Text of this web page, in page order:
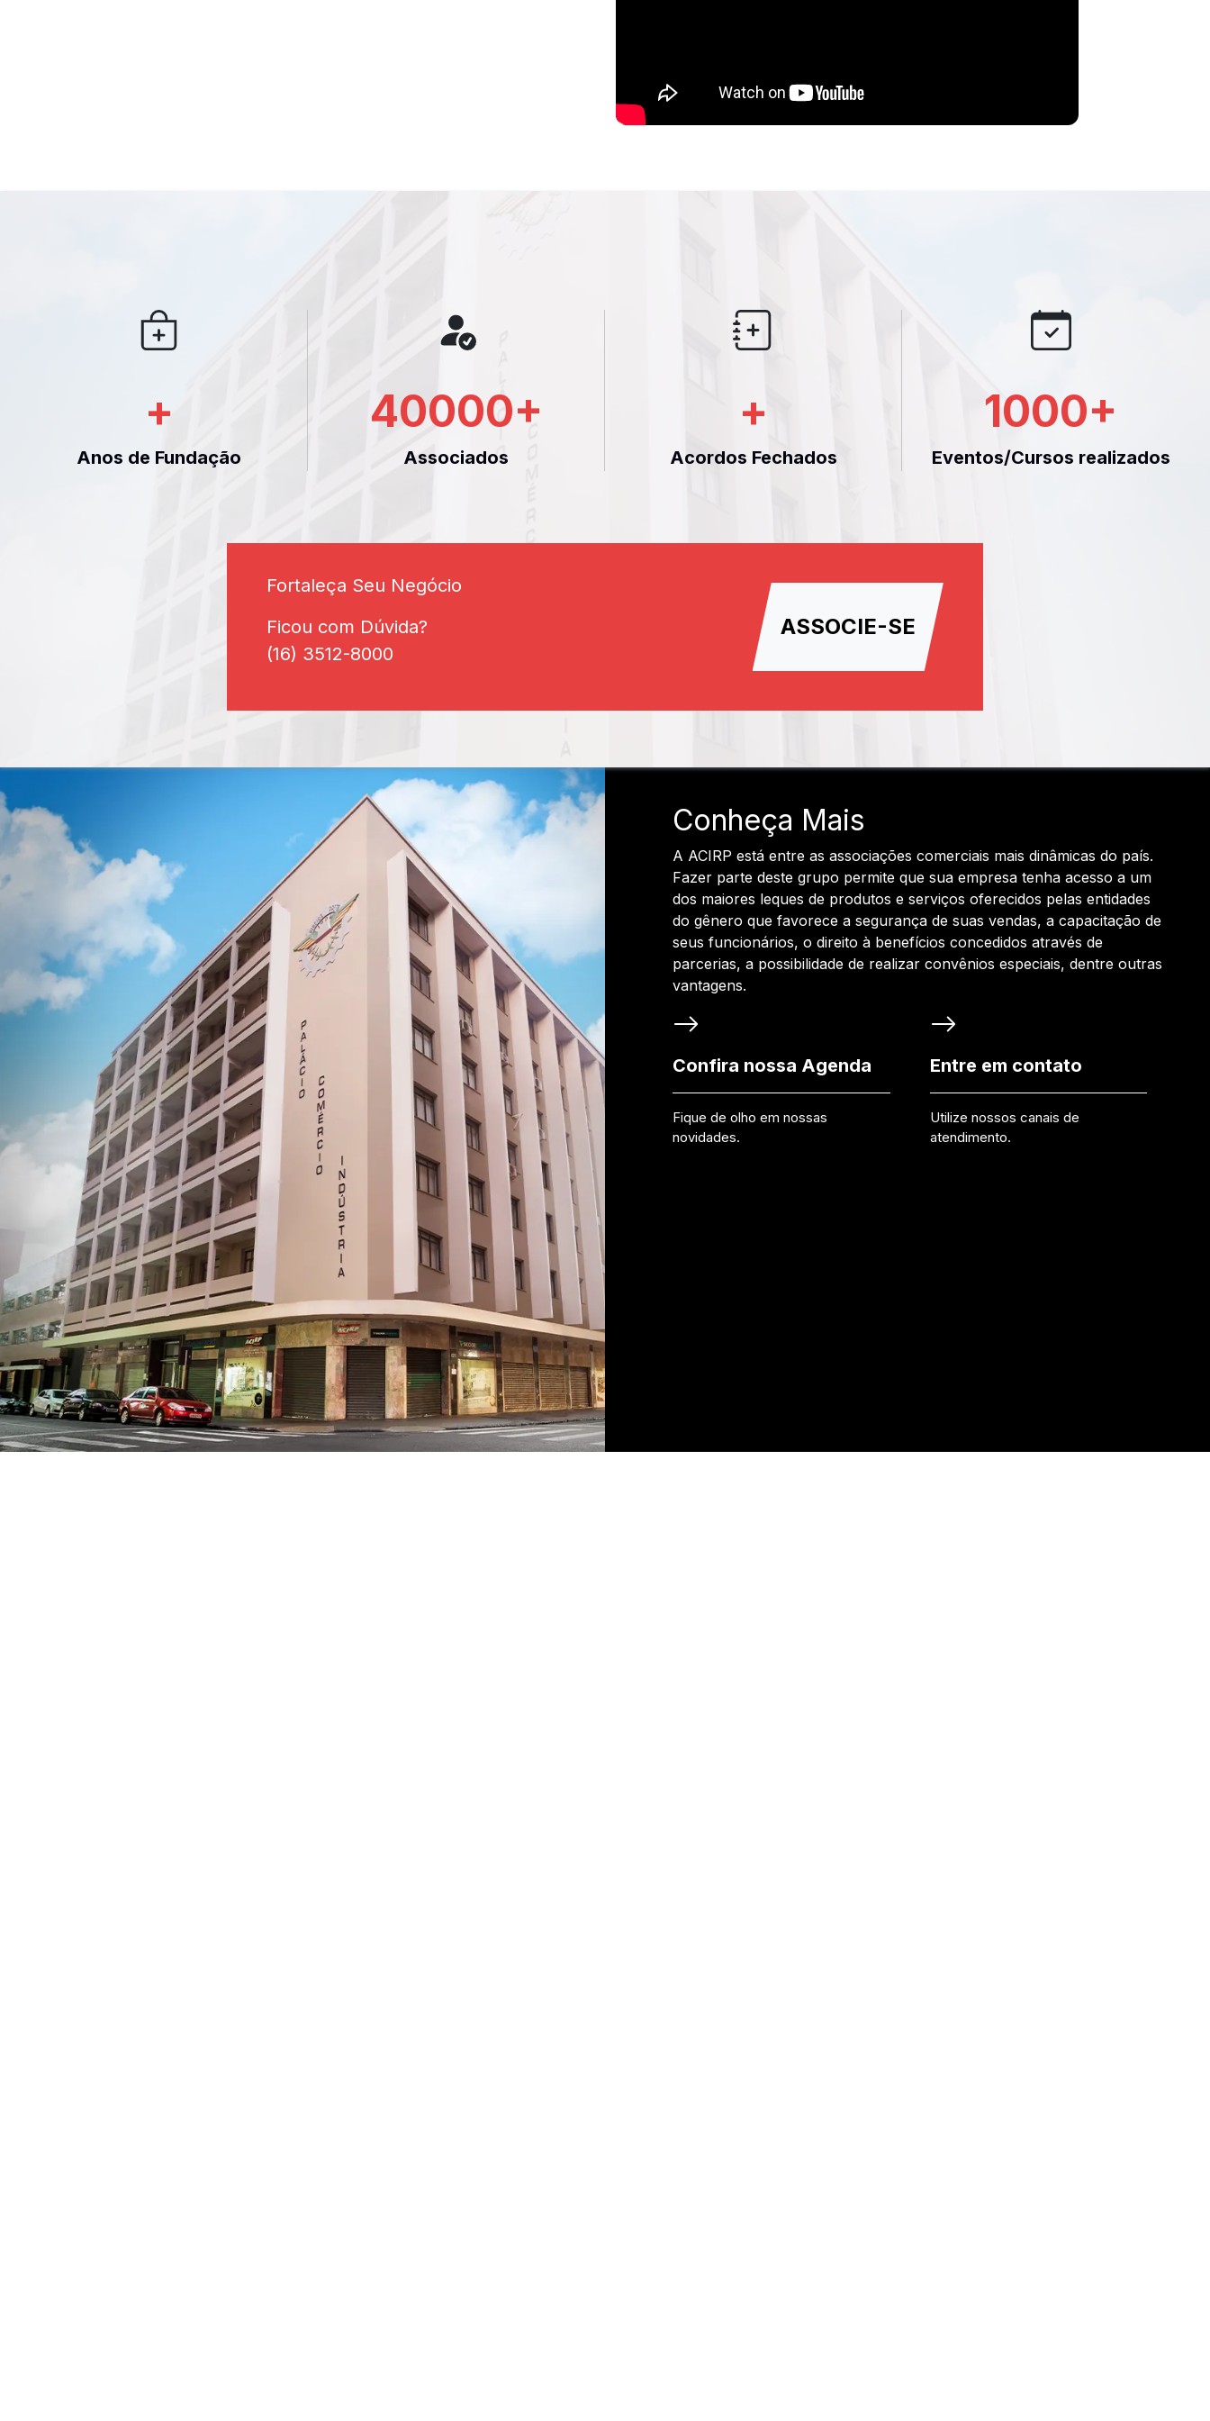
+
Anos de Fundação
40000+
Associados
+
Acordos Fechados
1000+
Eventos/Cursos realizados
Fortaleça Seu Negócio
Ficou com Dúvida?
(16) 3512-8000
ASSOCIE-SE
Conheça Mais
A ACIRP está entre as associações comerciais mais dinâmicas do país.
Fazer parte deste grupo permite que sua empresa tenha acesso a um
dos maiores leques de produtos e serviços oferecidos pelas entidades
do gênero que favorece a segurança de suas vendas, a capacitação de
seus funcionários, o direito à benefícios concedidos através de
parcerias, a possibilidade de realizar convênios especiais, dentre outras
vantagens.
Confira nossa Agenda
Fique de olho em nossas
novidades.
Entre em contato
Utilize nossos canais de
atendimento.